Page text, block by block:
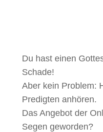
Du hast einen
Schade!
Aber kein Problem:
Predigten anhören.
Das Angebot der
Segen geworden?